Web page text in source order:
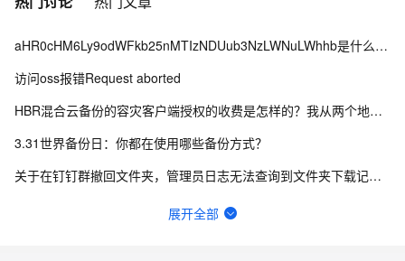
aHR0cHM6Ly9odWFkb25nMTIzNDUub3NzLWNuLWhhb是什么情况？
访问oss报错Request aborted
HBR混合云备份的容灾客户端授权的收费是怎样的？我从两个地方看到的不一样，哪个为准？
3.31世界备份日：你都在使用哪些备份方式？
关于在钉钉群撤回文件夹，管理员日志无法查询到文件夹下载记录的问题。
畅意抒怀，以诗会友，写下你的运维打油诗！
展开全部